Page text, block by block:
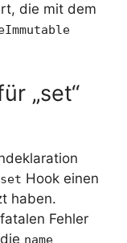
die mit dem
„set“
set Hook einen
haben.
Fehler
name